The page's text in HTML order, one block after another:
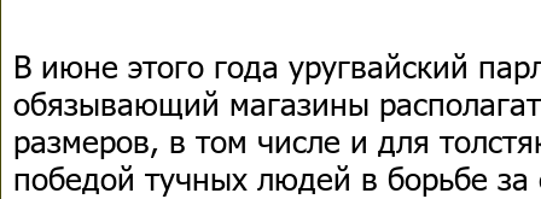
В июне этого года уругвайский
обязывающий магазины
размеров, в том числе и для
победой тучных людей в борьбе